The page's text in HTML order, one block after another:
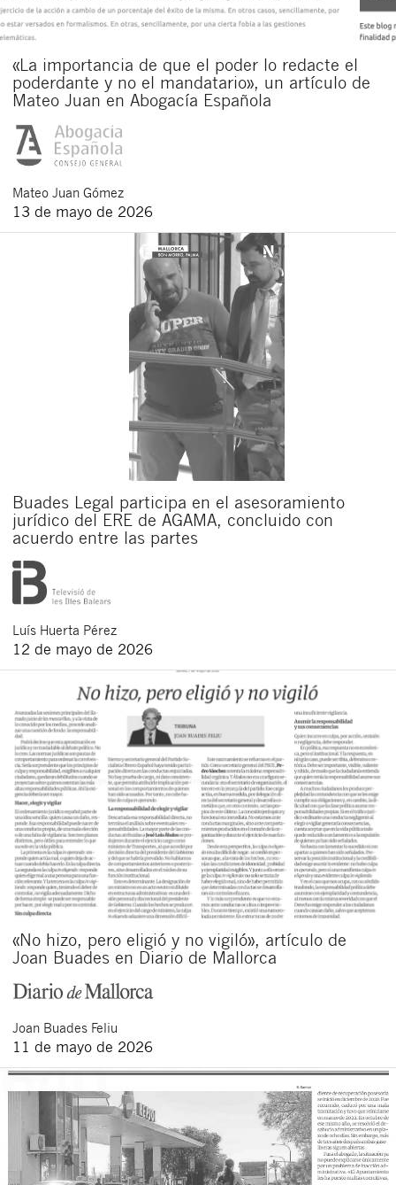
«La importancia de que el poder lo redacte el
poderdante y no el mandatario», un artículo de
Mateo Juan en Abogacía Española
Mateo Juan Gómez
13 de mayo de 2026
Buades Legal participa en el asesoramiento
jurídico del ERE de AGAMA, concluido con
acuerdo entre las partes
Luís Huerta Pérez
12 de mayo de 2026
«No hizo, pero eligió y no vigiló», artículo de
Joan Buades en Diario de Mallorca
Joan Buades Feliu
11 de mayo de 2026